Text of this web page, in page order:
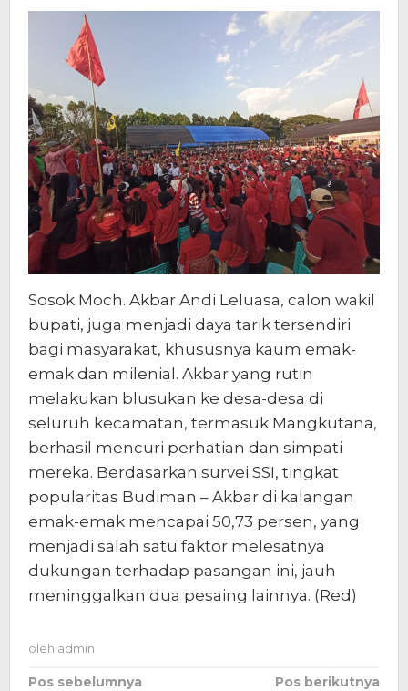
Sosok Moch. Akbar Andi Leluasa, calon wakil
bupati, juga menjadi daya tarik tersendiri
bagi masyarakat, khususnya kaum emak-
emak dan milenial. Akbar yang rutin
melakukan blusukan ke desa-desa di
seluruh kecamatan, termasuk Mangkutana,
berhasil mencuri perhatian dan simpati
mereka. Berdasarkan survei SSI, tingkat
popularitas Budiman – Akbar di kalangan
emak-emak mencapai 50,73 persen, yang
menjadi salah satu faktor melesatnya
dukungan terhadap pasangan ini, jauh
meninggalkan dua pesaing lainnya. (Red)
oleh admin
Pos sebelumnya Pos berikutnya